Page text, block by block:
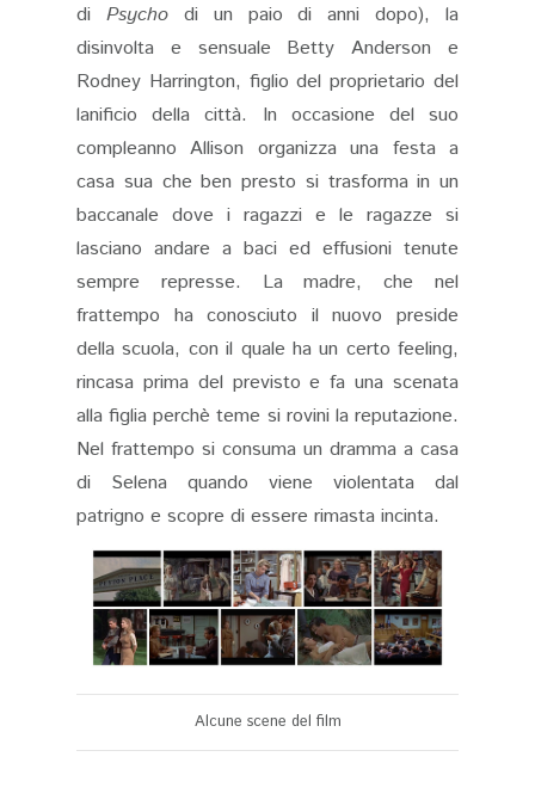
di Psycho di un paio di anni dopo), la
disinvolta e sensuale Betty Anderson e
Rodney Harrington, figlio del proprietario del
lanificio della città. In occasione del suo
compleanno Allison organizza una festa a
casa sua che ben presto si trasforma in un
baccanale dove i ragazzi e le ragazze si
lasciano andare a baci ed effusioni tenute
sempre represse. La madre, che nel
frattempo ha conosciuto il nuovo preside
della scuola, con il quale ha un certo feeling,
rincasa prima del previsto e fa una scenata
alla figlia perchè teme si rovini la reputazione.
Nel frattempo si consuma un dramma a casa
di Selena quando viene violentata dal
patrigno e scopre di essere rimasta incinta.
Alcune scene del film